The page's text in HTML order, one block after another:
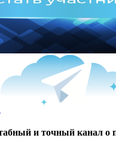
и точный канал о